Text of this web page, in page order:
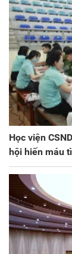
Học viện
hội hiến máu